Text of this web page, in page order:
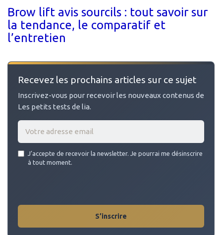
Brow lift avis sourcils : tout savoir sur
la tendance, le comparatif et
l’entretien
Recevez les prochains articles sur ce sujet
Inscrivez-vous pour recevoir les nouveaux contenus de
Les petits tests de lia.
address
J’accepte de recevoir la newsletter. Je pourrai me désinscrire
à tout moment.
S’inscrire